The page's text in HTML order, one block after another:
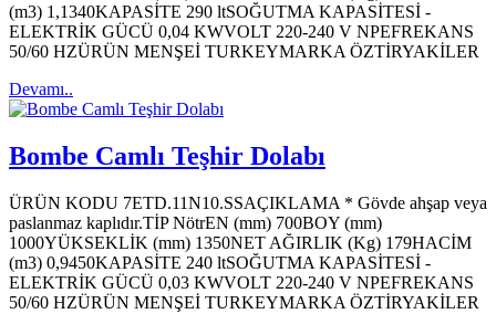
(m3) 1,1340KAPASİTE 290 ltSOĞUTMA KAPASİTESİ -
ELEKTRİK GÜCÜ 0,04 KWVOLT 220-240 V NPEFREKANS
50/60 HZÜRÜN MENŞEİ TURKEYMARKA ÖZTİRYAKİLER
Devamı..
Bombe Camlı Teşhir Dolabı
ÜRÜN KODU 7ETD.11N10.SSAÇIKLAMA * Gövde ahşap veya
paslanmaz kaplıdır.TİP NötrEN (mm) 700BOY (mm)
1000YÜKSEKLİK (mm) 1350NET AĞIRLIK (Kg) 179HACİM
(m3) 0,9450KAPASİTE 240 ltSOĞUTMA KAPASİTESİ -
ELEKTRİK GÜCÜ 0,03 KWVOLT 220-240 V NPEFREKANS
50/60 HZÜRÜN MENŞEİ TURKEYMARKA ÖZTİRYAKİLER